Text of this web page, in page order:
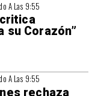
A Las 9:55
su Corazón”
A Las 9:55
rechaza